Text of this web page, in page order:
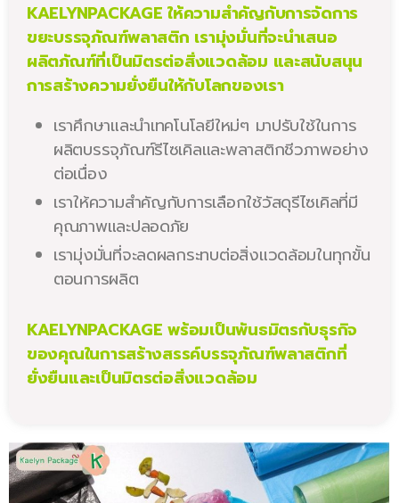
KAELYNPACKAGE ให้ความสำคัญกับการจัดการ
ขยะบรรจุภัณฑ์พลาสติก เรามุ่งมั่นที่จะนำเสนอ
ผลิตภัณฑ์ที่เป็นมิตรต่อสิ่งแวดล้อม และสนับสนุน
การสร้างความยั่งยืนให้กับโลกของเรา
เราศึกษาและนำเทคโนโลยีใหม่ๆ มาปรับใช้ในการ
ผลิตบรรจุภัณฑ์รีไซเคิลและพลาสติกชีวภาพอย่าง
ต่อเนื่อง
เราให้ความสำคัญกับการเลือกใช้วัสดุรีไซเคิลที่มี
คุณภาพและปลอดภัย
เรามุ่งมั่นที่จะลดผลกระทบต่อสิ่งแวดล้อมในทุกขั้น
ตอนการผลิต
KAELYNPACKAGE พร้อมเป็นพันธมิตรกับธุรกิจ
ของคุณในการสร้างสรรค์บรรจุภัณฑ์พลาสติกที่
ยั่งยืนและเป็นมิตรต่อสิ่งแวดล้อม